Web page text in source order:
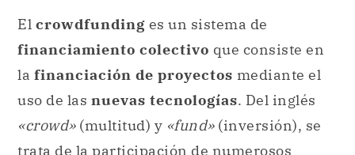
El crowdfunding es un sistema de
financiamiento colectivo que consiste en
la financiación de proyectos mediante el
uso de las nuevas tecnologías. Del inglés
«crowd» (multitud) y «fund» (inversión), se
trata de la participación de numerosos